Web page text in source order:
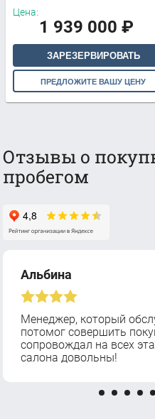
Цена:
1 939 000 ₽
ЗАРЕЗЕРВИРОВАТЬ
ПРЕДЛОЖИТЕ ВАШУ ЦЕНУ
Отзывы о
пробегом
Альбина
Менеджер, который
потомог совершить
сопровождал на всех
салона довольны!